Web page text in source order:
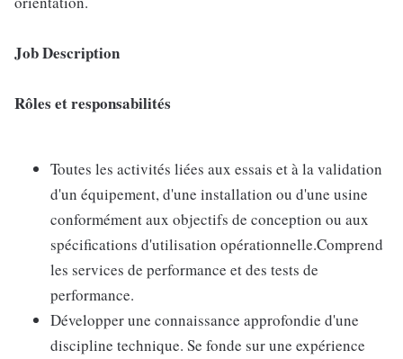
Job Description
Rôles et responsabilités
Toutes les activités liées aux essais et à la validation
d'un équipement, d'une installation ou d'une usine
conformément aux objectifs de conception ou aux
spécifications d'utilisation opérationnelle.Comprend
les services de performance et des tests de
performance.
Développer une connaissance approfondie d'une
discipline technique. Se fonde sur une expérience